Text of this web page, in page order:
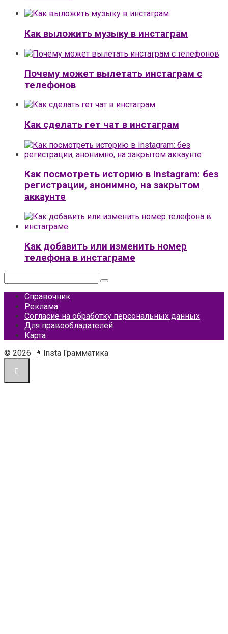
Как выложить музыку в инстаграм
Почему может вылетать инстаграм с
телефонов
Как сделать гет чат в инстаграм
Как посмотреть историю в Instagram: без
регистрации, анонимно, на закрытом
аккаунте
Как добавить или изменить номер
телефона в инстаграме
Справочник
Реклама
Согласие на обработку персональных данных
Для правообладателей
Карта
© 2026 🤳 Insta Грамматика